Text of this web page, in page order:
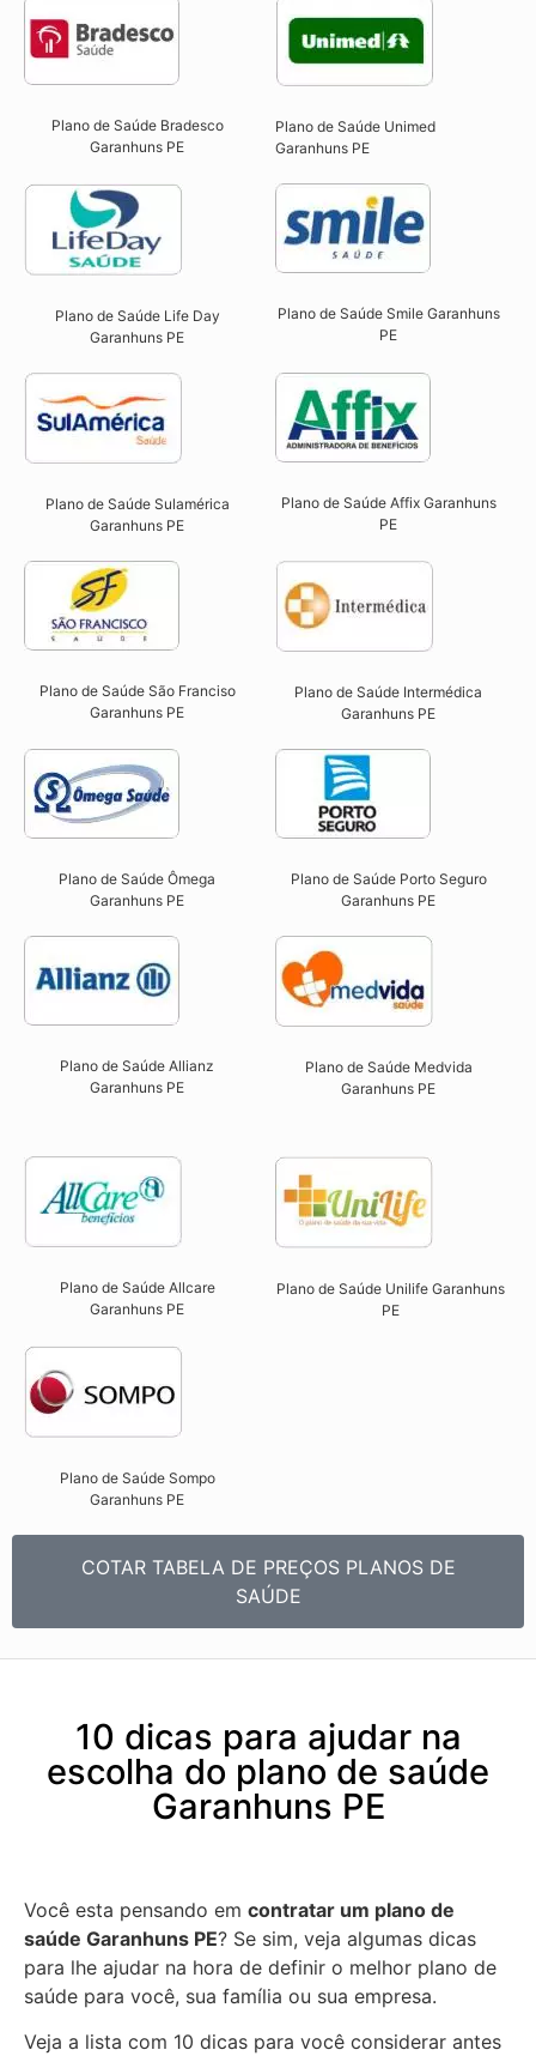
Plano de Saúde Bradesco
Garanhuns PE
Plano de Saúde Unimed
Garanhuns PE
Plano de Saúde Life Day
Garanhuns PE
Plano de Saúde Smile Garanhuns
PE​
Plano de Saúde Sulamérica
Garanhuns PE
Plano de Saúde Affix Garanhuns
PE​
Plano de Saúde São Franciso
Garanhuns PE​
Plano de Saúde Intermédica
Garanhuns PE​
Plano de Saúde Ômega
Garanhuns PE​
Plano de Saúde Porto Seguro
Garanhuns PE​
Plano de Saúde Allianz
Garanhuns PE​
Plano de Saúde Medvida
Garanhuns PE
Plano de Saúde Allcare
Garanhuns PE​
Plano de Saúde Unilife Garanhuns
PE​
Plano de Saúde Sompo
Garanhuns PE​
COTAR TABELA DE PREÇOS PLANOS DE
SAÚDE
10 dicas para ajudar na
escolha do plano de saúde
Garanhuns PE
Você esta pensando em contratar um plano de
saúde Garanhuns PE? Se sim, veja algumas dicas
para lhe ajudar na hora de definir o melhor plano de
saúde para você, sua família ou sua empresa.
Veja a lista com 10 dicas para você considerar antes